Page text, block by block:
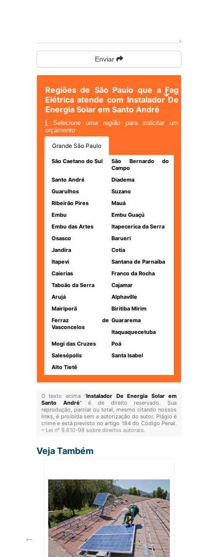
Enviar
Regiões de São Paulo que a Fag
Elétrica atende com Instalador De
Energia Solar em Santo André
Selecione uma região para solicitar um
orçamento
Grande São Paulo
São Caetano do Sul
São Bernardo do
Campo
Santo André
Diadema
Guarulhos
Suzano
Ribeirão Pires
Mauá
Embu
Embu Guaçú
Embu das Artes
Itapecerica da Serra
Osasco
Barueri
Jandira
Cotia
Itapevi
Santana de Parnaíba
Caierias
Franco da Rocha
Taboão da Serra
Cajamar
Arujá
Alphaville
Mairiporã
Biritiba Mirim
Ferraz de
Vasconcelos
Guararema
Itaquaquecetuba
Mogi das Cruzes
Poá
Salesópolis
Santa Isabel
Alto Tietê
O texto acima "Instalador De Energia Solar em
Santo André" é de direito reservado. Sua
reprodução, parcial ou total, mesmo citando nossos
links, é proibida sem a autorização do autor. Plágio é
crime e está previsto no artigo 184 do Código Penal.
– Lei n° 9.610-98 sobre direitos autorais.
Veja Também